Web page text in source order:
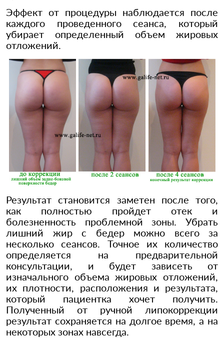
Эффект от процедуры наблюдается после
каждого проведенного сеанса, который
убирает определенный объем жировых
отложений.
Результат становится заметен после того,
как полностью пройдет отек и
болезненность проблемной зоны. Убрать
лишний жир с бедер можно всего за
несколько сеансов. Точное их количество
определяется на предварительной
консультации, и будет зависеть от
изначального объема жировых отложений,
их плотности, расположения и результата,
который пациентка хочет получить.
Полученный от ручной липокоррекции
результат сохраняется на долгое время, а на
некоторых зонах навсегда.